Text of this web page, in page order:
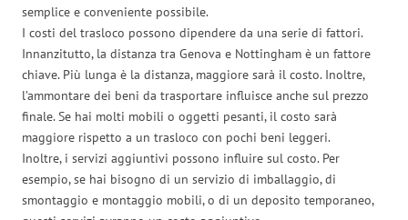
semplice e conveniente possibile.
I costi del trasloco possono dipendere da una serie di fattori.
Innanzitutto, la distanza tra Genova e Nottingham è un fattore
chiave. Più lunga è la distanza, maggiore sarà il costo. Inoltre,
l’ammontare dei beni da trasportare influisce anche sul prezzo
finale. Se hai molti mobili o oggetti pesanti, il costo sarà
maggiore rispetto a un trasloco con pochi beni leggeri.
Inoltre, i servizi aggiuntivi possono influire sul costo. Per
esempio, se hai bisogno di un servizio di imballaggio, di
smontaggio e montaggio mobili, o di un deposito temporaneo,